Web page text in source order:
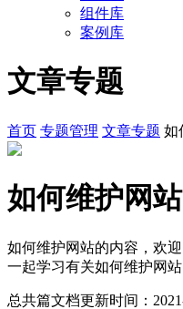
组件库
案例库
文章专题
首页 专题管理 文章专题 如
如何维护网
如何维护网站的内容，欢
一起学习有关如何维护网
总共篇文档更新时间：